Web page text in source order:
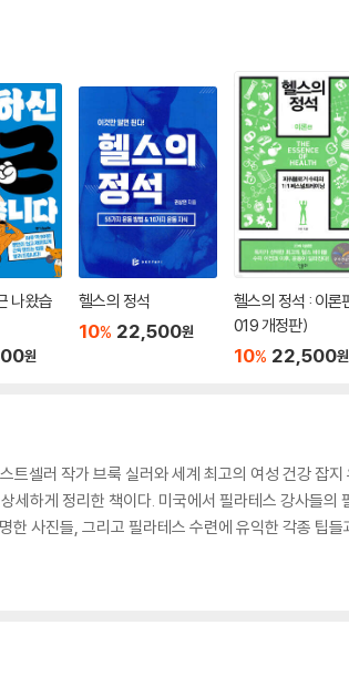
나왔습
원
헬스의 정석
10% 22,500원
헬스의 정석 : 이론
019 개정판)
10% 22,500원
셀러 작가 브룩 실러와 세계 최고의 여성 건강 잡지
세하게 정리한 책이다. 미국에서 필라테스 강사들의
사진들, 그리고 필라테스 수련에 유익한 각종 팁들